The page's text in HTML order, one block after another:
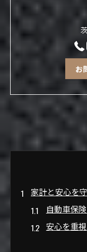
お
家計と安心を
自動車保
安心を重
家族構成